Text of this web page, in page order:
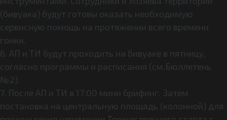
(бивуака) будут готовы оказать необходимую
сервисную помощь на протяжении всего времени
гонки.
6. АП и ТИ будут проходить на бивуаке в пятницу,
согласно программы и расписания (см.Бюллетень
№2).
7. После АП и ТИ в 17:00 мини брифинг. Затем
постановка на центральную площадь (колонной) для